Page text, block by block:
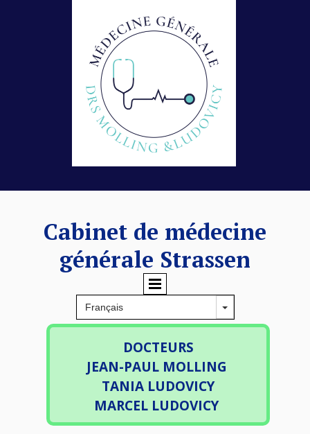
Cabinet de médecine
générale Strassen
DOCTEURS
JEAN-PAUL MOLLING
TANIA LUDOVICY
MARCEL LUDOVICY